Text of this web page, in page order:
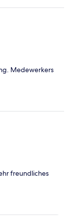
Medewerkers
freundliches